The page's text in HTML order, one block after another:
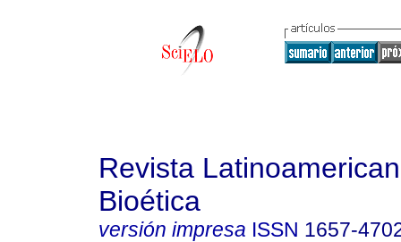
Revista
Bioética
versión impresa ISSN 1657-